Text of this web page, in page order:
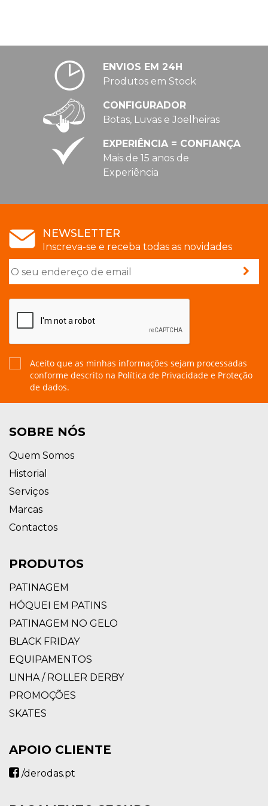
NO
PROMOÇÕES
SKATES
ENVIOS EM 24H
Produtos em Stock
CONFIGURADOR
Botas, Luvas e Joelheiras
EXPERIÊNCIA = CONFIANÇA
Mais de 15 anos de
Experiência
NEWSLETTER
Inscreva-se e receba todas as novidades
Aceito que as minhas informações sejam processadas
conforme descrito na Política de Privacidade e Proteção
de dados.
SOBRE NÓS
Quem Somos
Historial
Serviços
Marcas
Contactos
PRODUTOS
PATINAGEM
HÓQUEI EM PATINS
PATINAGEM NO GELO
BLACK FRIDAY
EQUIPAMENTOS
LINHA / ROLLER DERBY
PROMOÇÕES
SKATES
APOIO CLIENTE
/derodas.pt